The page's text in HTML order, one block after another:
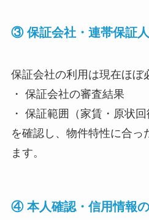
③ 保証会社・連帯保証
保証会社の利用は現在ほぼ
・ 保証会社の審査結果
・ 保証範囲（家賃・原状
を確認し、物件特性に合っ
ます。
④ 本人確認・信用情報